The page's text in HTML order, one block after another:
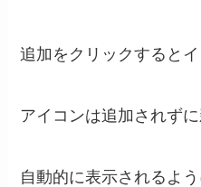
追加をクリックすると
アイコンは追加されず
自動的に表示されるよ